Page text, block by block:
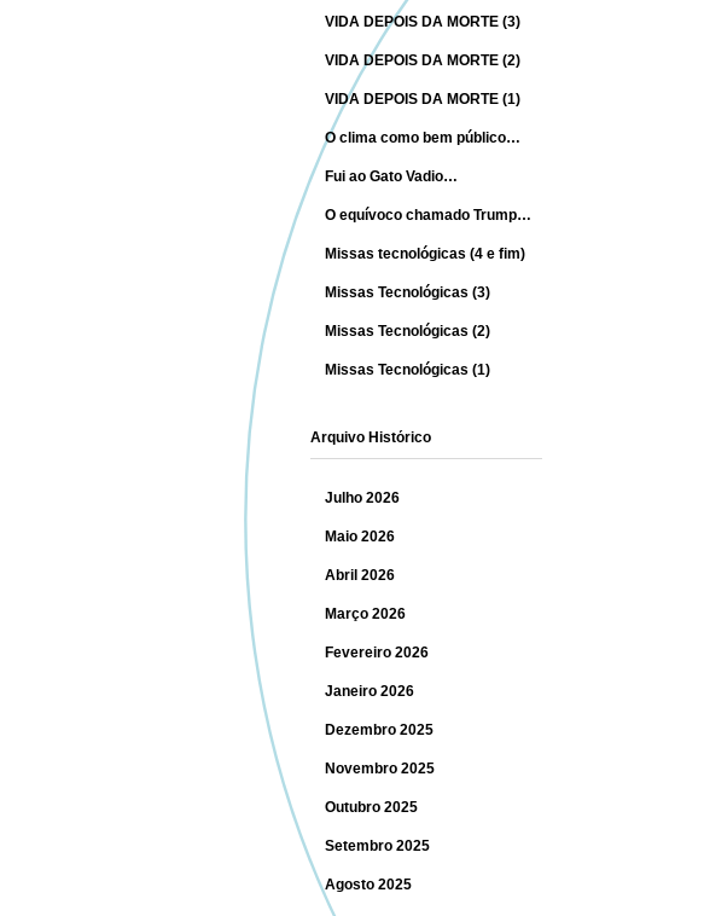
VIDA DEPOIS DA MORTE (3)
VIDA DEPOIS DA MORTE (2)
VIDA DEPOIS DA MORTE (1)
O clima como bem público…
Fui ao Gato Vadio…
O equívoco chamado Trump…
Missas tecnológicas (4 e fim)
Missas Tecnológicas (3)
Missas Tecnológicas (2)
Missas Tecnológicas (1)
Arquivo Histórico
Julho 2026
Maio 2026
Abril 2026
Março 2026
Fevereiro 2026
Janeiro 2026
Dezembro 2025
Novembro 2025
Outubro 2025
Setembro 2025
Agosto 2025